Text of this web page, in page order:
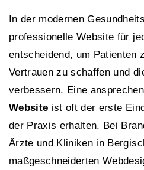
In der modernen
professionelle Website für
entscheidend, um Patienten
Vertrauen zu schaffen und
verbessern. Eine
Website ist oft der erste
der Praxis erhalten. Bei
Ärzte und Kliniken in
maßgeschneiderten